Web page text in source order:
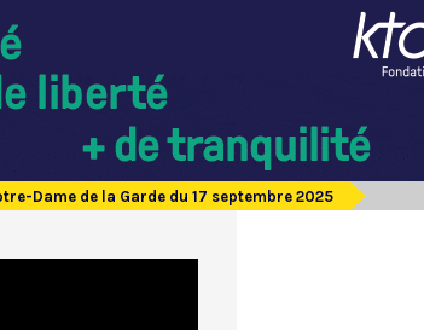
Dame de la Garde du 17 septembre 2025